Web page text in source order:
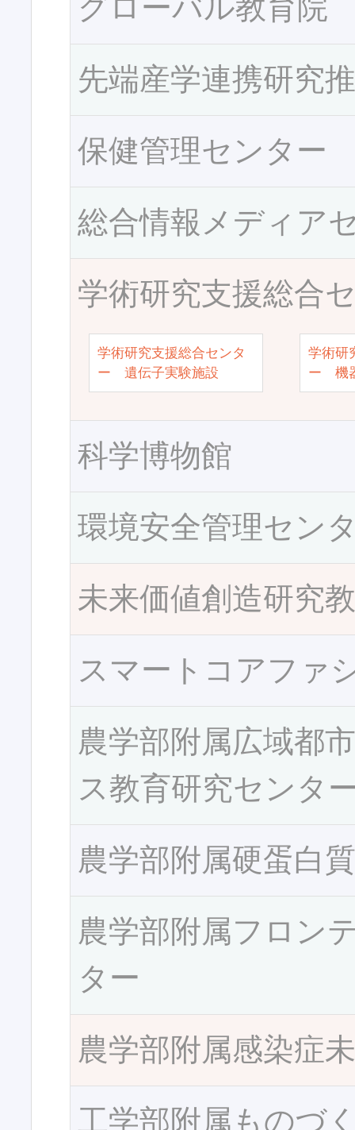
グローバル教育院
先端産学連携研究
保健管理センター
総合情報メディア
学術研究支援総合
学術研究支援総合センタ
ー 遺伝子実験施設
学術研
ー 機
科学博物館
環境安全管理セン
未来価値創造研究
スマートコアファ
農学部附属広域都
ス教育研究センタ
農学部附属硬蛋白
農学部附属フロン
ター
農学部附属感染症
工学部附属ものづ